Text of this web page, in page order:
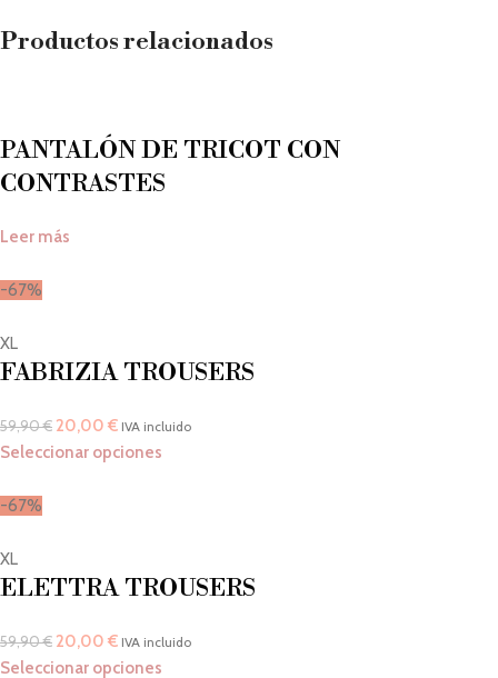
Productos relacionados
PANTALÓN DE TRICOT CON
CONTRASTES
Leer más
-67%
XL
FABRIZIA TROUSERS
59,90€ 20,00 € IVA incluido
Seleccionar opciones
-67%
XL
ELETTRA TROUSERS
59,90€ 20,00 € IVA incluido
Seleccionar opciones